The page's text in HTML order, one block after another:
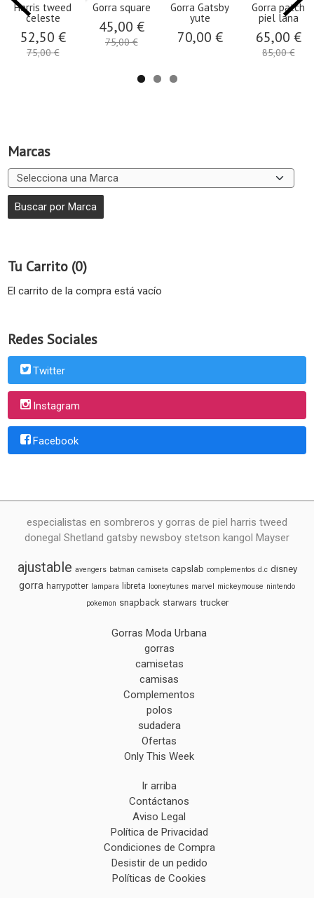
Marcas
Tu Carrito (0)
El carrito de la compra está vacío
Redes Sociales
Twitter
Instagram
Facebook
Harris tweed
celeste
52,50 €
75,00 €
Gorra square
45,00 €
75,00 €
Gorra Gatsby
yute
70,00 €
Gorra patch
piel lana
65,00 €
85,00 €
especialistas en sombreros y gorras de piel harris tweed
donegal Shetland gatsby newsboy stetson kangol Mayser
ajustable avengers batman camiseta capslab complementos d.c disney
gorra harrypotter lampara libreta looneytunes marvel mickeymouse nintendo
pokemon snapback starwars trucker
Gorras Moda Urbana
gorras
camisetas
camisas
Complementos
polos
sudadera
Ofertas
Only This Week
Ir arriba
Contáctanos
Aviso Legal
Política de Privacidad
Condiciones de Compra
Desistir de un pedido
Políticas de Cookies